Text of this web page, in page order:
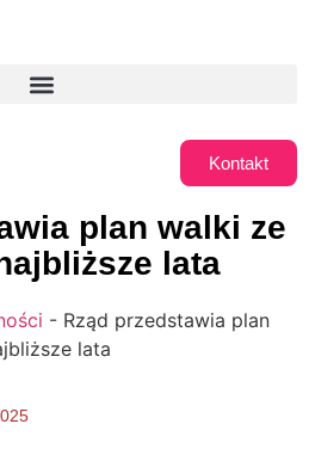
Kontakt
plan walki ze
lata
- Rząd przedstawia plan
lata